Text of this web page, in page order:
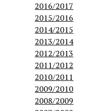
2016/2017
2015/2016
2014/2015
2013/2014
2012/2013
2011/2012
2010/2011
2009/2010
2008/2009